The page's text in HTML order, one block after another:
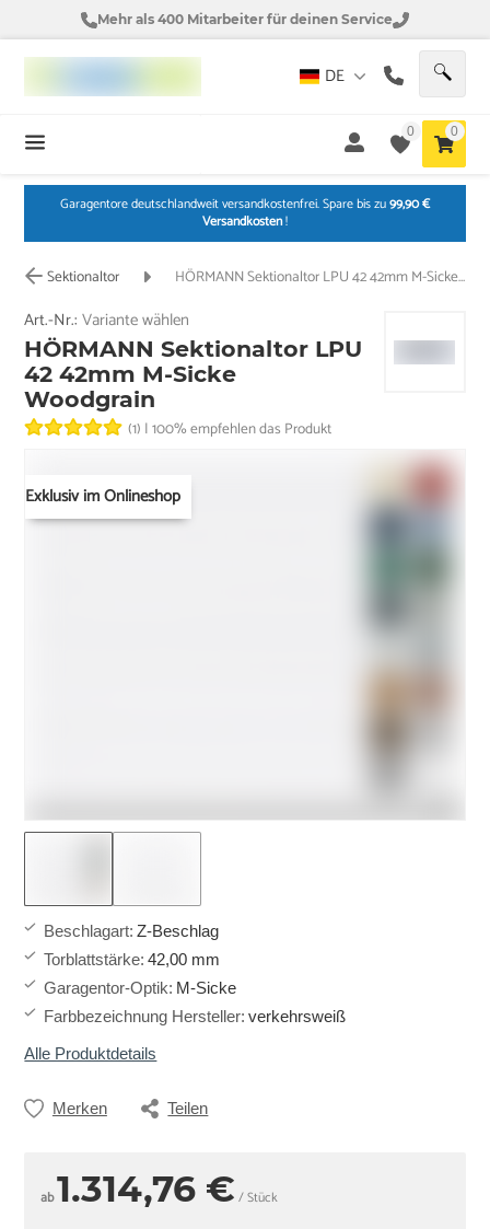
Mehr als 400 Mitarbeiter für deinen Service
DE
0 0
Garagentore deutschlandweit versandkostenfrei. Spare bis zu99,90 €
Versandkosten!
Sektionaltor HÖRMANN Sektionaltor LPU 42 42mm M-Sicke Woodgrain
Exklusiv im Onlineshop
Art.-Nr.:Variante wählen
HÖRMANN Sektionaltor LPU
42 42mm M-Sicke
Woodgrain
(1) |100% empfehlen das Produkt
Beschlagart: Z-Beschlag
Torblattstärke: 42,00 mm
Garagentor-Optik: M-Sicke
Farbbezeichnung Hersteller: verkehrsweiß
Alle Produktdetails
Merken Teilen
ab1.314,76 € / Stück